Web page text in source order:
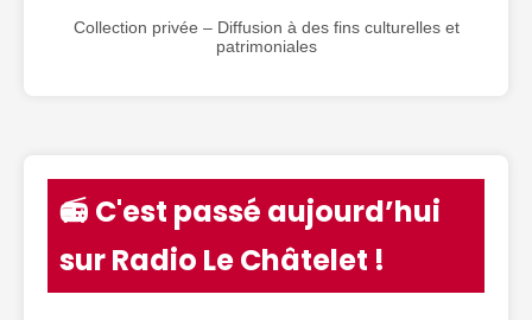
Collection privée – Diffusion à des fins culturelles et
patrimoniales
📻 C'est passé aujourd’hui
sur Radio Le Châtelet !